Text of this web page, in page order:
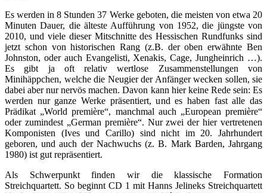
Es werden in 8 Stunden 37 Werke geboten, die meisten von etwa 20
Minuten Dauer, die älteste Aufführung von 1952, die jüngste von
2010, und viele dieser Mitschnitte des Hessischen Rundfunks sind
jetzt schon von historischen Rang (z.B. der oben erwähnte Ben
Johnston, oder auch Evangelisti, Xenakis, Cage, Jungheinrich …).
Es gibt ja oft relativ wertlose Zusammenstellungen von
Minihäppchen, welche die Neugier der Anfänger wecken sollen, sie
dabei aber nur nervös machen. Davon kann hier keine Rede sein: Es
werden nur ganze Werke präsentiert, und es haben fast alle das
Prädikat „World première“, manchmal auch „European première“
oder zumindest „German première“. Nur zwei der hier vertretenen
Komponisten (Ives und Carillo) sind nicht im 20. Jahrhundert
geboren, und auch der Nachwuchs (z. B. Mark Barden, Jahrgang
1980) ist gut repräsentiert.
Als Schwerpunkt finden wir die klassische Formation
Streichquartett. So beginnt CD 1 mit Hanns Jelineks Streichquartett